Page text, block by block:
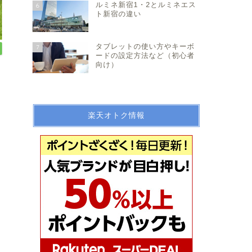
6
ルミネ新宿1・2とルミネエス
ト新宿の違い
7
タブレットの使い方やキーボ
ードの設定方法など（初心者
向け）
楽天オトク情報